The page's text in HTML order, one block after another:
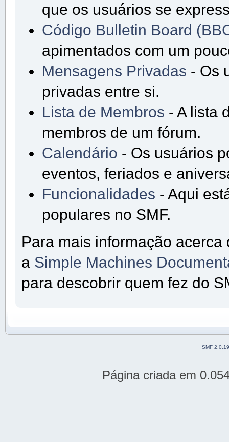
que os usuários se
Código Bulletin Board
apimentados com um
Mensagens Privadas - Os
privadas entre si.
Lista de Membros - A lista
membros de um fórum.
Calendário - Os usuários
eventos, feriados e
Funcionalidades - Aqui
populares no SMF.
Para mais informação
a Simple Machines
para descobrir quem fez do
SMF 2.0.19
Página criada em